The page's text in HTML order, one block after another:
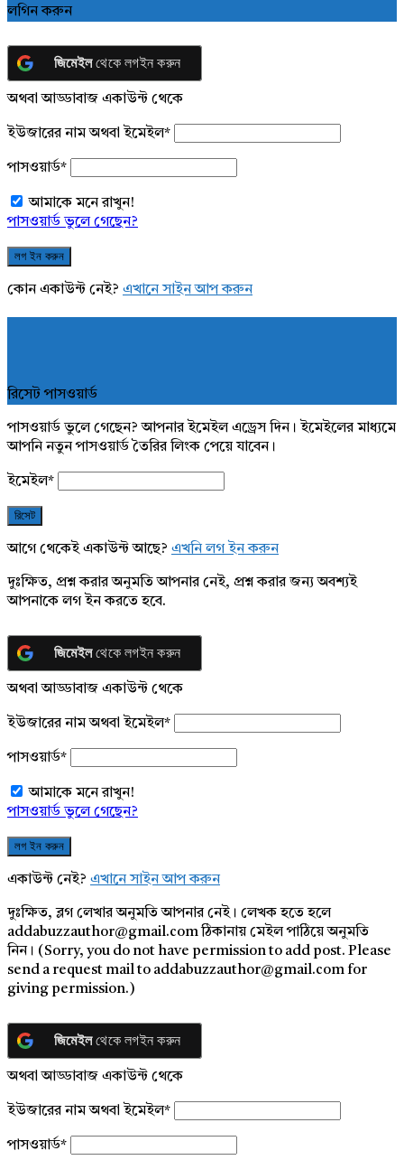
লগিন করুন
জিমেইলথেকে লগইন করুন
অথবা আড্ডাবাজ একাউন্ট থেকে
ইউজারের নাম অথবা ইমেইল*
পাসওয়ার্ড*
আমাকে মনে রাখুন!
পাসওয়ার্ড ভুলে গেছেন?
কোন একাউন্ট নেই? এখানে সাইন আপ করুন
রিসেট পাসওয়ার্ড
পাসওয়ার্ড ভুলে গেছেন? আপনার ইমেইল এড্রেস দিন। ইমেইলের মাধ্যমে
আপনি নতুন পাসওয়ার্ড তৈরির লিংক পেয়ে যাবেন।
ইমেইল*
আগে থেকেই একাউন্ট আছে? এখনি লগ ইন করুন
দুঃক্ষিত, প্রশ্ন করার অনুমতি আপনার নেই, প্রশ্ন করার জন্য অবশ্যই
আপনাকে লগ ইন করতে হবে.
জিমেইলথেকে লগইন করুন
অথবা আড্ডাবাজ একাউন্ট থেকে
ইউজারের নাম অথবা ইমেইল*
পাসওয়ার্ড*
আমাকে মনে রাখুন!
পাসওয়ার্ড ভুলে গেছেন?
একাউন্ট নেই? এখানে সাইন আপ করুন
দুঃক্ষিত, ব্লগ লেখার অনুমতি আপনার নেই। লেখক হতে হলে
addabuzzauthor@gmail.com ঠিকানায় মেইল পাঠিয়ে অনুমতি
নিন। (Sorry, you do not have permission to add post. Please
send a request mail to addabuzzauthor@gmail.com for
giving permission.)
জিমেইলথেকে লগইন করুন
অথবা আড্ডাবাজ একাউন্ট থেকে
ইউজারের নাম অথবা ইমেইল*
পাসওয়ার্ড*